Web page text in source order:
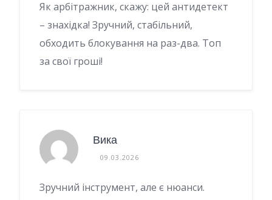
Як арбітражник, скажу: цей антидетект
– знахідка! Зручний, стабільний,
обходить блокування на раз-два. Топ
за свої гроші!
Вика
09.03.2026
Зручний інструмент, але є нюанси.